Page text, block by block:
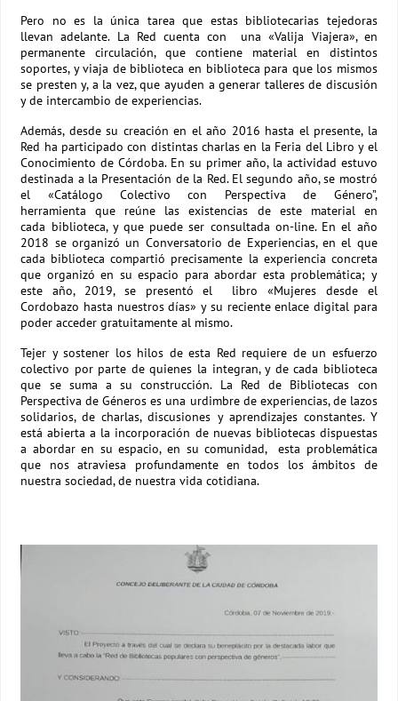
Pero no es la única tarea que estas bibliotecarias tejedoras
llevan adelante. La Red cuenta con una «Valija Viajera», en
permanente circulación, que contiene material en distintos
soportes, y viaja de biblioteca en biblioteca para que los mismos
se presten y, a la vez, que ayuden a generar talleres de discusión
y de intercambio de experiencias.
Además, desde su creación en el año 2016 hasta el presente, la
Red ha participado con distintas charlas en la Feria del Libro y el
Conocimiento de Córdoba. En su primer año, la actividad estuvo
destinada a la Presentación de la Red. El segundo año, se mostró
el «Catálogo Colectivo con Perspectiva de Género”,
herramienta que reúne las existencias de este material en
cada biblioteca, y que puede ser consultada on-line. En el año
2018 se organizó un Conversatorio de Experiencias, en el que
cada biblioteca compartió precisamente la experiencia concreta
que organizó en su espacio para abordar esta problemática; y
este año, 2019, se presentó el libro «Mujeres desde el
Cordobazo hasta nuestros días» y su reciente enlace digital para
poder acceder gratuitamente al mismo.
Tejer y sostener los hilos de esta Red requiere de un esfuerzo
colectivo por parte de quienes la integran, y de cada biblioteca
que se suma a su construcción. La Red de Bibliotecas con
Perspectiva de Géneros es una urdimbre de experiencias, de lazos
solidarios, de charlas, discusiones y aprendizajes constantes. Y
está abierta a la incorporación de nuevas bibliotecas dispuestas
a abordar en su espacio, en su comunidad, esta problemática
que nos atraviesa profundamente en todos los ámbitos de
nuestra sociedad, de nuestra vida cotidiana.